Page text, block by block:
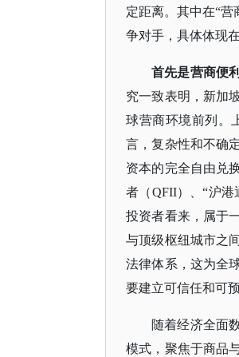
定距离。其中在“营
争对手，具体体现
首先是营商便
究一致表明，新加
球营商环境前列。
言，复杂性和不确
资本的完全自由兑
者（QFII）、“沪
投资者看来，属于
与顶级枢纽城市之
法律体系，这为全
要建立可信任和可
随着经济全面
模式，聚焦于商品